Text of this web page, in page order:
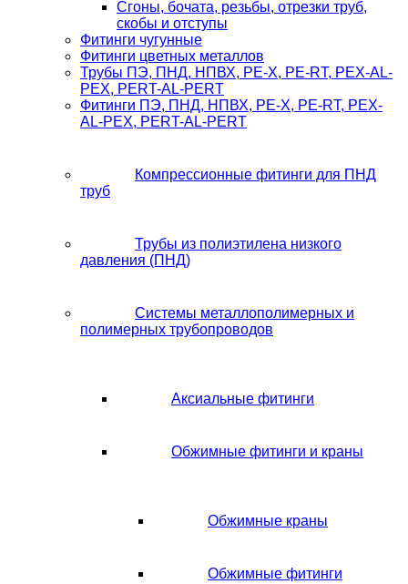
Сгоны, бочата, резьбы, отрезки труб,
скобы и отступы
Фитинги чугунные
Фитинги цветных металлов
Трубы ПЭ, ПНД, НПВХ, PE-X, PE-RT, PEX-AL-
PEX, PERT-AL-PERT
Фитинги ПЭ, ПНД, НПВХ, PE-X, PE-RT, PEX-
AL-PEX, PERT-AL-PERT
Компрессионные фитинги для ПНД
труб
Трубы из полиэтилена низкого
давления (ПНД)
Системы металлополимерных и
полимерных трубопроводов
Аксиальные фитинги
Обжимные фитинги и краны
Обжимные краны
Обжимные фитинги